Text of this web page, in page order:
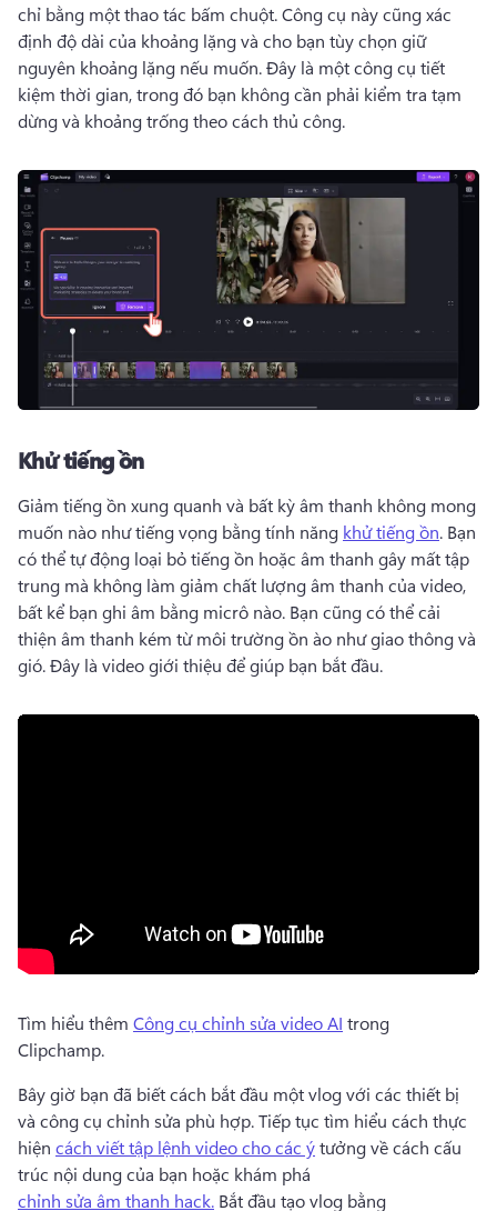
chỉ bằng một thao tác bấm chuột. Công cụ này cũng xác
định độ dài của khoảng lặng và cho bạn tùy chọn giữ
nguyên khoảng lặng nếu muốn. Đây là một công cụ tiết
kiệm thời gian, trong đó bạn không cần phải kiểm tra tạm
dừng và khoảng trống theo cách thủ công.
Khử tiếng ồn
Giảm tiếng ồn xung quanh và bất kỳ âm thanh không mong
muốn nào như tiếng vọng bằng tính năng khử tiếng ồn. Bạn
có thể tự động loại bỏ tiếng ồn hoặc âm thanh gây mất tập
trung mà không làm giảm chất lượng âm thanh của video,
bất kể bạn ghi âm bằng micrô nào. Bạn cũng có thể cải
thiện âm thanh kém từ môi trường ồn ào như giao thông và
gió. Đây là video giới thiệu để giúp bạn bắt đầu.
Tìm hiểu thêm Công cụ chỉnh sửa video AI trong
Clipchamp.
Bây giờ bạn đã biết cách bắt đầu một vlog với các thiết bị
và công cụ chỉnh sửa phù hợp. Tiếp tục tìm hiểu cách thực
hiện cách viết tập lệnh video cho các ý tưởng về cách cấu
trúc nội dung của bạn hoặc khám phá
chỉnh sửa âm thanh hack. Bắt đầu tạo vlog bằng